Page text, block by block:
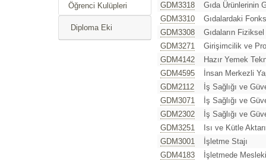
Öğrenci Kulüpleri
Diploma Eki
GDM3318
Gıda Ürünlerinin
GDM3310
Gıdalardaki
GDM3308
Gıdaların
GDM3271
Girişimcilik ve
GDM4142
Hazır Yemek
GDM4595
İnsan Merkezli
GDM2112
İş Sağlığı ve
GDM3071
İş Sağlığı ve
GDM2302
İş Sağlığı ve
GDM3251
Isı ve Kütle
GDM3001
İşletme Stajı
GDM4183
İşletmede